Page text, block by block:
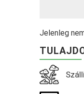
Jelenleg